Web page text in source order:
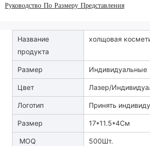
Руководство По Размеру Представления
Название
продукта
холщовая
Размер Индивидуальные
Цвет Лазер/
Логотип Принять
Размер 17*11.5*4См
MOQ 500Шт.